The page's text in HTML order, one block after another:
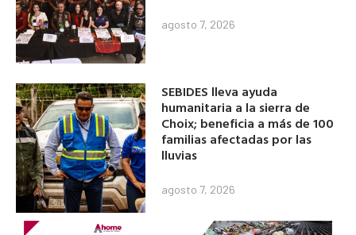
agosto 7, 2026
SEBIDES lleva ayuda
humanitaria a la sierra de
Choix; beneficia a más de 100
familias afectadas por las
lluvias
agosto 7, 2026